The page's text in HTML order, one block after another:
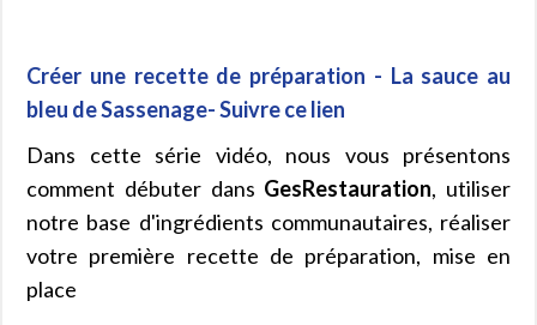
Créer une recette de préparation - La sauce au
bleu de Sassenage- Suivre ce lien
Dans cette série vidéo, nous vous présentons
comment débuter dans GesRestauration, utiliser
notre base d'ingrédients communautaires, réaliser
votre première recette de préparation, mise en
place